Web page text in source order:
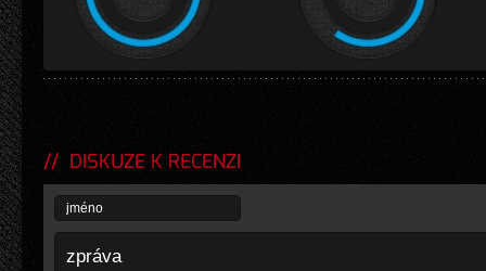
DISKUZE K RECENZI